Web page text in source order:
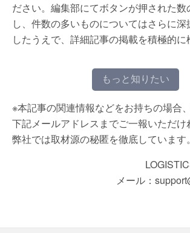
ださい。編集部にてボタンが押された数
し、件数の多いものについてはさらに
したうえで、詳細記事の掲載を積極的に
もっと知りたい
※本記事の関連情報などをお持ちの場合
下記メールアドレスまでご一報いただけ
弊社では取材源の秘匿を徹底しています。
メール：